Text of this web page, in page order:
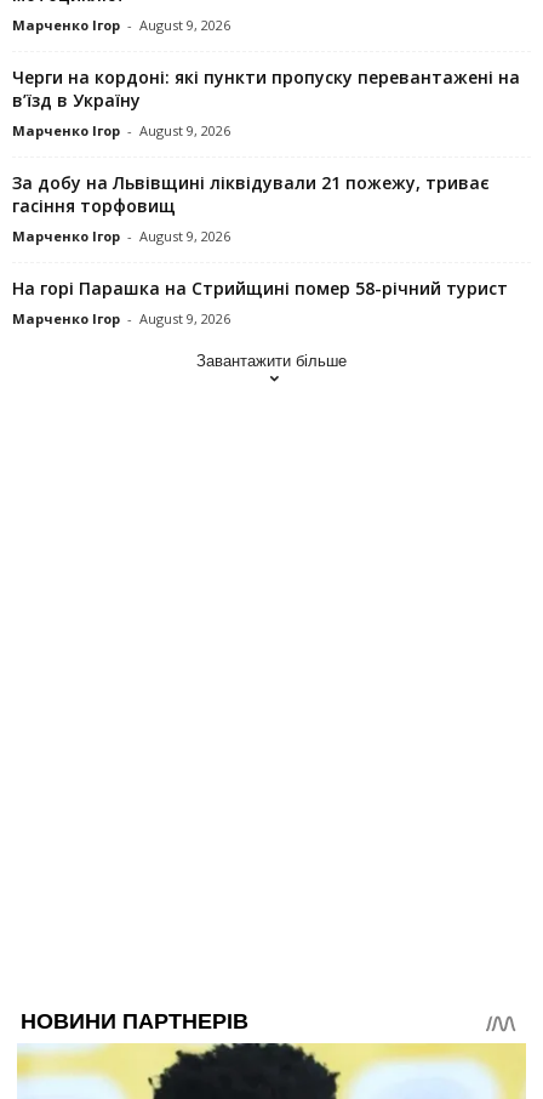
Марченко Ігор - August 9, 2026
Черги на кордоні: які пункти пропуску перевантажені на
в’їзд в Україну
Марченко Ігор - August 9, 2026
За добу на Львівщині ліквідували 21 пожежу, триває
гасіння торфовищ
Марченко Ігор - August 9, 2026
На горі Парашка на Стрийщині помер 58-річний турист
Марченко Ігор - August 9, 2026
Завантажити більше